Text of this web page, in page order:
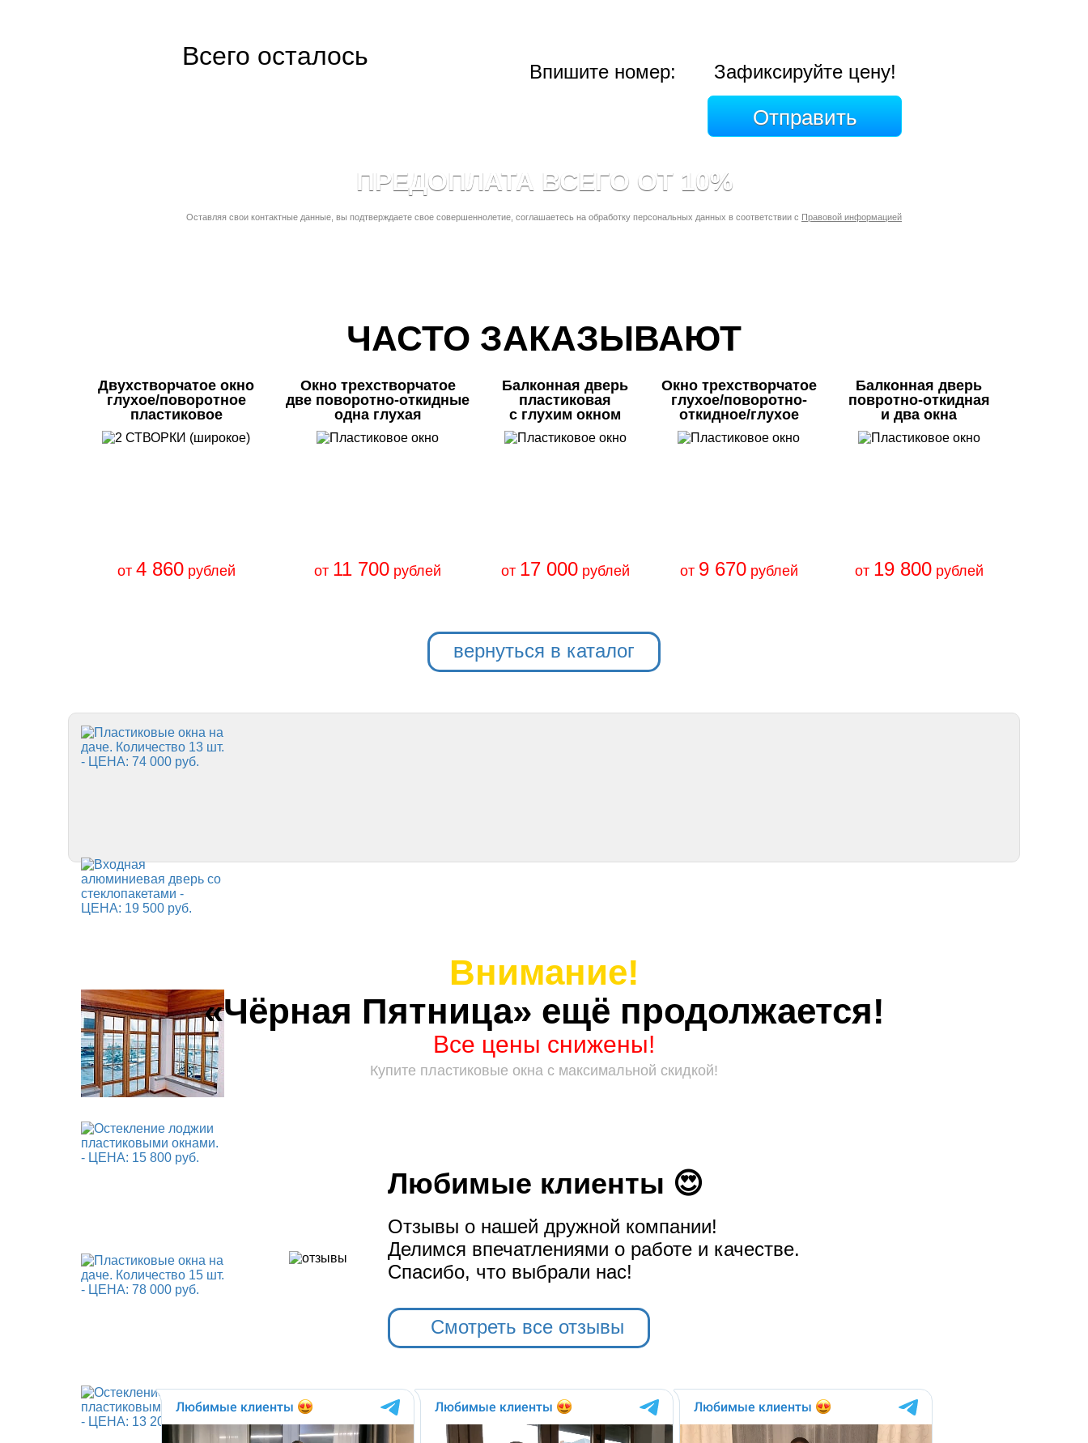
Всего осталось
Впишите номер: Зафиксируйте цену!
ПРЕДОПЛАТА ВСЕГО ОТ 10%
Оставляя свои контактные данные, вы подтверждаете свое совершеннолетие, соглашаетесь на обработку персональных данных в соответствии с Правовой информацией
ЧАСТО ЗАКАЗЫВАЮТ
Двухстворчатое окно
глухое/поворотное
пластиковое
от 4 860рублей
Окно трехстворчатое
две поворотно-откидные
одна глухая
от 11 700 рублей
Балконная дверь
пластиковая
с глухим окном
от 17 000рублей
Окно трехстворчатое
глухое/поворотно-
откидное/глухое
от 9 670рублей
Балконная дверь
повротно-откидная
и два окна
от 19 800рублей
вернуться в каталог
Внимание!
«Чёрная Пятница» ещё продолжается!
Все цены снижены!
Купите пластиковые окна с максимальной скидкой!
Любимые клиенты 😍
Отзывы о нашей дружной компании!
Делимся впечатлениями о работе и качестве.
Спасибо, что выбрали нас!
Смотреть все отзывы